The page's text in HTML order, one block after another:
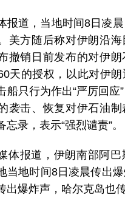
报道，当地时间8日凌
美方随后称对伊朗沿
撤销日前发布的对伊
天的授权，以此对伊
船只行为作出“严厉回应
袭击、恢复对伊石油
忘录，表示“强烈谴责”。
体报道，伊朗南部阿巴
当地时间8日凌晨传出
出爆炸声，哈尔克岛也